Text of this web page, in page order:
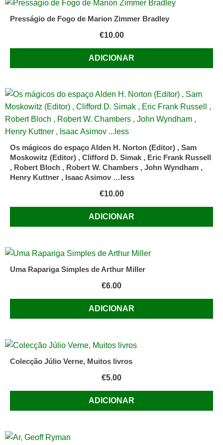
Presságio de Fogo de Marion Zimmer Bradley
€10.00
ADICIONAR
Os mágicos do espaço Alden H. Norton (Editor) , Sam
Moskowitz (Editor) , Clifford D. Simak , Eric Frank Russell
, Robert Bloch , Robert W. Chambers , John Wyndham ,
Henry Kuttner , Isaac Asimov …less
€10.00
ADICIONAR
Uma Rapariga Simples de Arthur Miller
€6.00
ADICIONAR
Colecção Júlio Verne, Muitos livros
€5.00
ADICIONAR